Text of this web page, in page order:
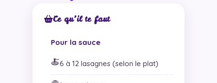
Ce qu’il te faut
Pour la sauce
🍝6 à 12 lasagnes (selon le plat)